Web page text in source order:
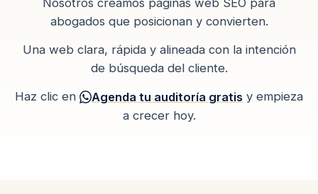
abogados que posicionan y convierten.
Una web clara, rápida y alineada con la intención
de búsqueda del cliente.
Haz clic en
Agenda tu auditoría gratis y empieza
a crecer hoy.